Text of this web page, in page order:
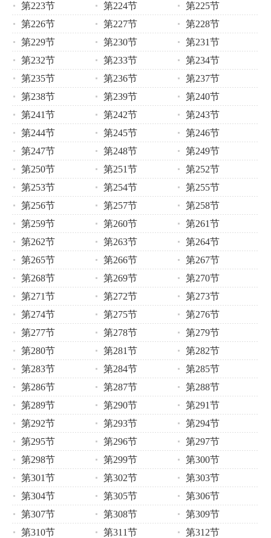
第223节
第224节
第225节
第226节
第227节
第228节
第229节
第230节
第231节
第232节
第233节
第234节
第235节
第236节
第237节
第238节
第239节
第240节
第241节
第242节
第243节
第244节
第245节
第246节
第247节
第248节
第249节
第250节
第251节
第252节
第253节
第254节
第255节
第256节
第257节
第258节
第259节
第260节
第261节
第262节
第263节
第264节
第265节
第266节
第267节
第268节
第269节
第270节
第271节
第272节
第273节
第274节
第275节
第276节
第277节
第278节
第279节
第280节
第281节
第282节
第283节
第284节
第285节
第286节
第287节
第288节
第289节
第290节
第291节
第292节
第293节
第294节
第295节
第296节
第297节
第298节
第299节
第300节
第301节
第302节
第303节
第304节
第305节
第306节
第307节
第308节
第309节
第310节
第311节
第312节